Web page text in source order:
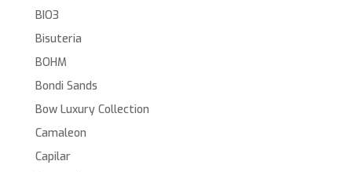
BIO3
Bisuteria
BOHM
Bondi Sands
Bow Luxury Collection
Camaleon
Capilar